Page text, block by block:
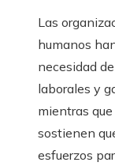
Las
humanos
necesidad
laborales y
mientras
sostienen
esfuerzos